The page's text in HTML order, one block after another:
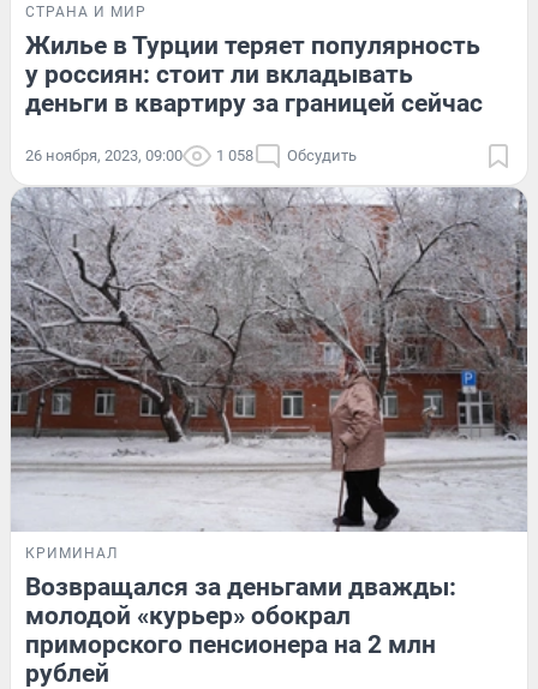
СТРАНА И МИР
Жилье в Турции теряет популярность
у россиян: стоит ли вкладывать
деньги в квартиру за границей сейчас
26 ноября, 2023, 09:00 1 058 Обсудить
КРИМИНАЛ
Возвращался за деньгами дважды:
молодой «курьер» обокрал
приморского пенсионера на 2 млн
рублей